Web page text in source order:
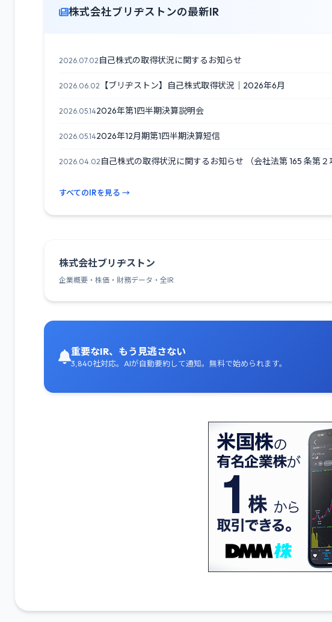
株式会社ブリヂストンの最新IR
2026.07.02 自己株式の取得状況に関するお知らせ
2026.06.02 【ブリヂストン】自己株式取得状況｜2026年6月
2026.05.142026年第1四半期決算説明会
2026.05.142026年12月期第1四半期決算短信
2026.04.02 自己株式の取得状況に関するお知らせ （会社法第 165 条第
すべてのIRを見る →
株式会社ブリヂストン
企業概要・株価・財務データ・全IR
重要なIR、もう見逃さない
3,840社対応。AIが自動要約して通知。無料で始められます。